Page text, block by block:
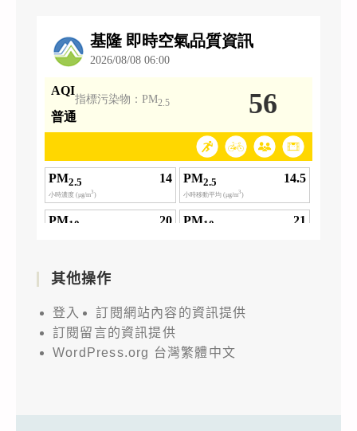
其他操作
登入
訂閱網站內容的資訊提供
訂閱留言的資訊提供
WordPress.org 台灣繁體中文